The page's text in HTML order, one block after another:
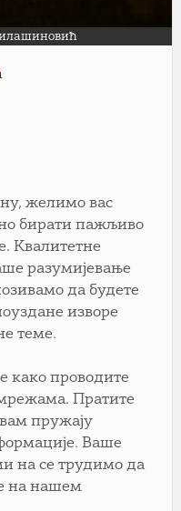
желимо вас
бирати пажљиво
Квалитетне
разумијевање
да будете
изворе
теме.
како проводите
Пратите
пружају
Ваше
на се трудимо да
на нашем